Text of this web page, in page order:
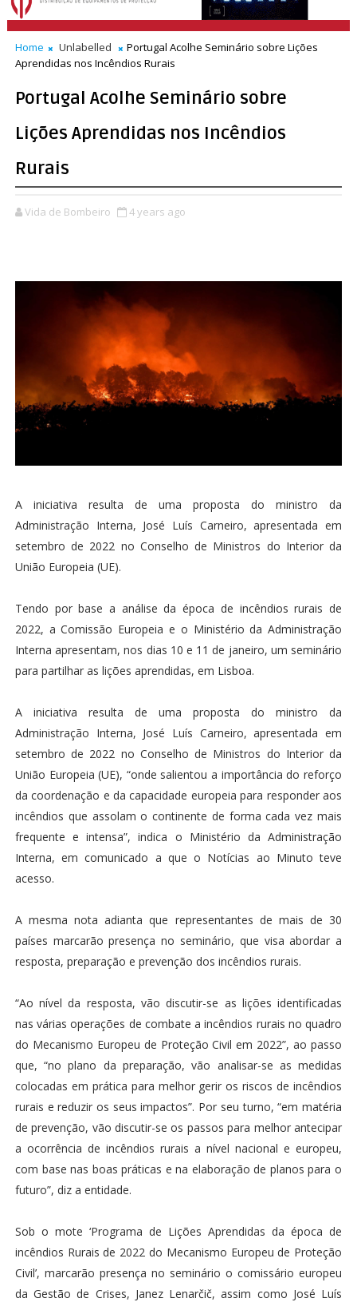
Home Unlabelled
Portugal Acolhe Seminário sobre Lições
Aprendidas nos Incêndios Rurais
Portugal Acolhe Seminário sobre
Lições Aprendidas nos Incêndios
Rurais
Vida de Bombeiro 4 years ago
A iniciativa resulta de uma proposta do ministro da
Administração Interna, José Luís Carneiro, apresentada em
setembro de 2022 no Conselho de Ministros do Interior da
União Europeia (UE).
Tendo por base a análise da época de incêndios rurais de
2022, a Comissão Europeia e o Ministério da Administração
Interna apresentam, nos dias 10 e 11 de janeiro, um seminário
para partilhar as lições aprendidas, em Lisboa.
A iniciativa resulta de uma proposta do ministro da
Administração Interna, José Luís Carneiro, apresentada em
setembro de 2022 no Conselho de Ministros do Interior da
União Europeia (UE), “onde salientou a importância do reforço
da coordenação e da capacidade europeia para responder aos
incêndios que assolam o continente de forma cada vez mais
frequente e intensa”, indica o Ministério da Administração
Interna, em comunicado a que o Notícias ao Minuto teve
acesso.
A mesma nota adianta que representantes de mais de 30
países marcarão presença no seminário, que visa abordar a
resposta, preparação e prevenção dos incêndios rurais.
“Ao nível da resposta, vão discutir-se as lições identificadas
nas várias operações de combate a incêndios rurais no quadro
do Mecanismo Europeu de Proteção Civil em 2022”, ao passo
que, “no plano da preparação, vão analisar-se as medidas
colocadas em prática para melhor gerir os riscos de incêndios
rurais e reduzir os seus impactos”. Por seu turno, “em matéria
de prevenção, vão discutir-se os passos para melhor antecipar
a ocorrência de incêndios rurais a nível nacional e europeu,
com base nas boas práticas e na elaboração de planos para o
futuro”, diz a entidade.
Sob o mote ‘Programa de Lições Aprendidas da época de
incêndios Rurais de 2022 do Mecanismo Europeu de Proteção
Civil’, marcarão presença no seminário o comissário europeu
da Gestão de Crises, Janez Lenarčič, assim como José Luís